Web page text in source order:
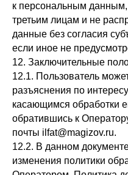
к персональным
третьим лицам и не
данные без согласия
если иное не
12. Заключительные
12.1. Пользователь
разъяснения по
касающимся обработки
обратившись к
почты ilfat@magizov.ru.
12.2. В данном
изменения политики